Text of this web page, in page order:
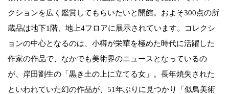
クションを広く鑑賞してもらいたいと開館。およそ300点の所
蔵品は地下1階、地上4フロアに展示されています。コレクシ
ョンの中心となるのは、小樽が栄華を極めた時代に活躍した
作家の作品で、なかでも美術界のニュースとなっているの
が、岸田劉生の「黒き土の上に立てる女」。長年焼失された
といわれていた幻の作品が、51年ぶりに見つかり「似鳥美術